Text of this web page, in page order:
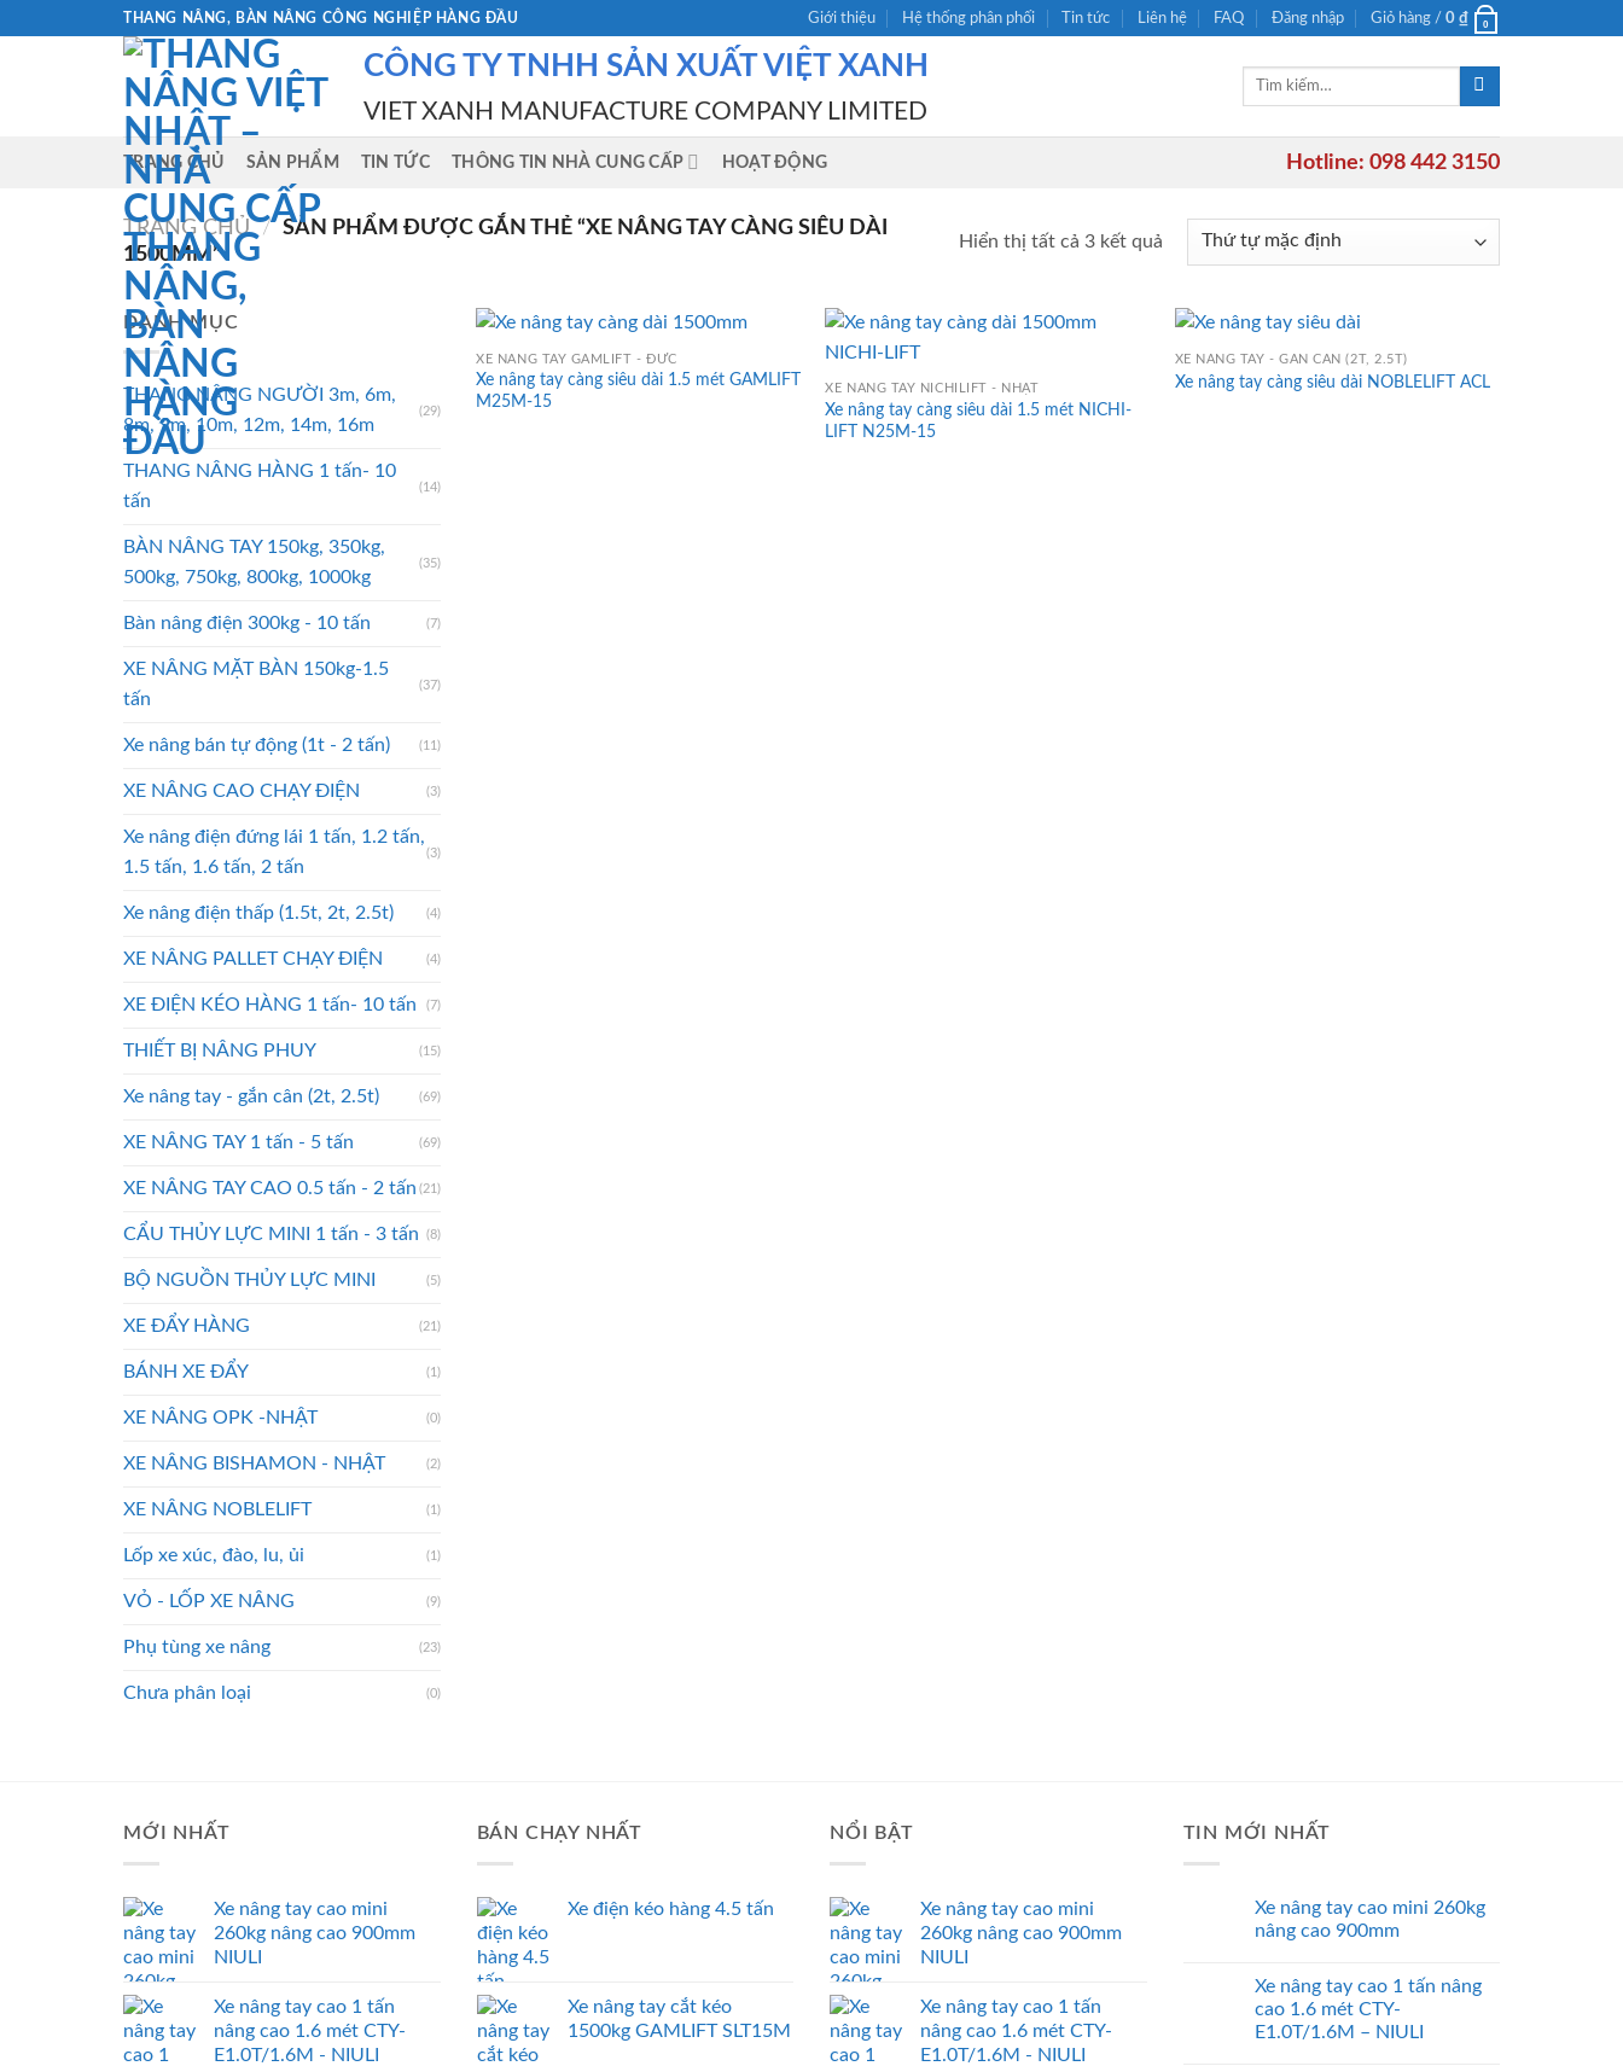
THANG NÂNG, BÀN NÂNG CÔNG NGHIỆP HÀNG ĐẦU Giới thiệu Hệ thống phân phối Tin tức Liên hệ FAQ Đăng nhập Giỏ hàng / 0 ₫ 0
CÔNG TY TNHH SẢN XUẤT VIỆT XANH
VIET XANH MANUFACTURE COMPANY LIMITED
Tìm
TRANG CHỦ SẢN PHẨM TIN TỨC THÔNG TIN NHÀ CUNG CẤP HOẠT ĐỘNG Hotline: 098 442 3150
TRANG CHỦ / SẢN PHẨM ĐƯỢC GẮN THẺ “XE NÂNG TAY CÀNG SIÊU DÀI
1500MM”
Hiển thị tất cả 3 kết quả
DANH MỤC
THANG NÂNG NGƯỜI 3m, 6m,
8m, 9m, 10m, 12m, 14m, 16m
(29)
THANG NÂNG HÀNG 1 tấn- 10
tấn
(14)
BÀN NÂNG TAY 150kg, 350kg,
500kg, 750kg, 800kg, 1000kg
(35)
Bàn nâng điện 300kg - 10 tấn (7)
XE NÂNG MẶT BÀN 150kg-1.5
tấn
(37)
Xe nâng bán tự động (1t - 2 tấn) (11)
XE NÂNG CAO CHẠY ĐIỆN (3)
Xe nâng điện đứng lái 1 tấn, 1.2 tấn,
1.5 tấn, 1.6 tấn, 2 tấn
(3)
Xe nâng điện thấp (1.5t, 2t, 2.5t) (4)
XE NÂNG PALLET CHẠY ĐIỆN (4)
XE ĐIỆN KÉO HÀNG 1 tấn- 10 tấn (7)
THIẾT BỊ NÂNG PHUY (15)
Xe nâng tay - gắn cân (2t, 2.5t) (69)
XE NÂNG TAY 1 tấn - 5 tấn (69)
XE NÂNG TAY CAO 0.5 tấn - 2 tấn (21)
CẨU THỦY LỰC MINI 1 tấn - 3 tấn (8)
BỘ NGUỒN THỦY LỰC MINI (5)
XE ĐẨY HÀNG (21)
BÁNH XE ĐẨY (1)
XE NÂNG OPK -NHẬT (0)
XE NÂNG BISHAMON - NHẬT (2)
XE NÂNG NOBLELIFT (1)
Lốp xe xúc, đào, lu, ủi (1)
VỎ - LỐP XE NÂNG (9)
Phụ tùng xe nâng (23)
Chưa phân loại (0)
XE NÂNG TAY GAMLIFT - ĐỨC
Xe nâng tay càng siêu dài 1.5 mét GAMLIFT
M25M-15
XE NÂNG TAY NICHILIFT - NHẬT
Xe nâng tay càng siêu dài 1.5 mét NICHI-
LIFT N25M-15
XE NÂNG TAY - GẮN CÂN (2T, 2.5T)
Xe nâng tay càng siêu dài NOBLELIFT ACL
MỚI NHẤT
Xe nâng tay cao mini
260kg nâng cao 900mm
NIULI
Xe nâng tay cao 1 tấn
nâng cao 1.6 mét CTY-
E1.0T/1.6M - NIULI
BÁN CHẠY NHẤT
Xe điện kéo hàng 4.5 tấn
Xe nâng tay cắt kéo
1500kg GAMLIFT SLT15M
NỔI BẬT
Xe nâng tay cao mini
260kg nâng cao 900mm
NIULI
Xe nâng tay cao 1 tấn
nâng cao 1.6 mét CTY-
E1.0T/1.6M - NIULI
TIN MỚI NHẤT
Xe nâng tay cao mini 260kg
nâng cao 900mm
Xe nâng tay cao 1 tấn nâng
cao 1.6 mét CTY-
E1.0T/1.6M – NIULI